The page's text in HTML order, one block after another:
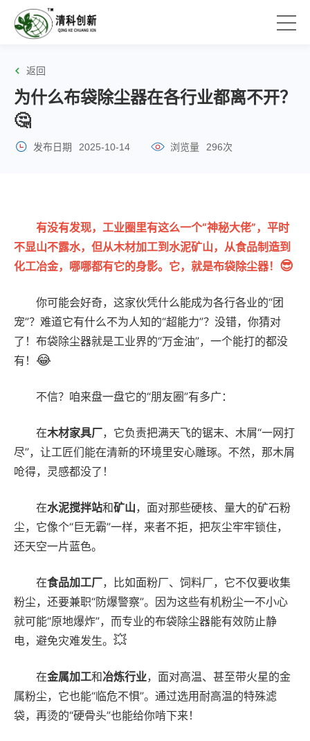
返回
为什么布袋除尘器在各行业都离不开？
🤔
发布日期 2025-10-14 浏览量 296次
有没有发现，工业圈里有这么一个“神秘大佬”，平时
不显山不露水，但从木材加工到水泥矿山，从食品制造到
化工冶金，哪哪都有它的身影。它，就是布袋除尘器！ 😎
你可能会好奇，这家伙凭什么能成为各行各业的“团
宠”？难道它有什么不为人知的“超能力”？没错，你猜对
了！布袋除尘器就是工业界的“万金油”，一个能打的都没
有！ 😂
不信？咱来盘一盘它的“朋友圈”有多广：
在木材家具厂，它负责把满天飞的锯末、木屑“一网打
尽”，让工匠们能在清新的环境里安心雕琢。不然，那木屑
呛得，灵感都没了！
在水泥搅拌站和矿山，面对那些硬核、量大的矿石粉
尘，它像个“巨无霸”一样，来者不拒，把灰尘牢牢锁住，
还天空一片蓝色。
在食品加工厂，比如面粉厂、饲料厂，它不仅要收集
粉尘，还要兼职“防爆警察”。因为这些有机粉尘一不小心
就可能“原地爆炸”，而专业的布袋除尘器能有效防止静
电，避免灾难发生。 💥
在金属加工和冶炼行业，面对高温、甚至带火星的金
属粉尘，它也能“临危不惧”。通过选用耐高温的特殊滤
袋，再烫的“硬骨头”也能给你啃下来！